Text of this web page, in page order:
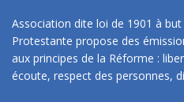
Association dite loi de 1901 à
Protestante propose des
aux principes de la Réforme :
écoute, respect des personnes,